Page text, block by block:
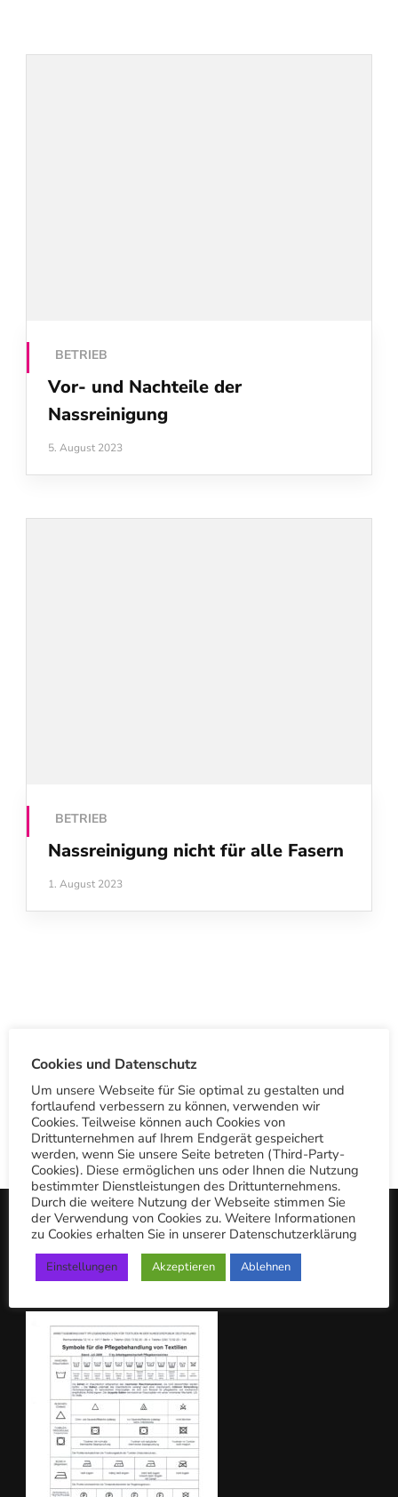
BETRIEB
Vor- und Nachteile der
Nassreinigung
5. August 2023
BETRIEB
Nassreinigung nicht für alle Fasern
1. August 2023
c
h
e
n
n
a
PFLEGEKENNZEICHEN
Cookies und Datenschutz
Um unsere Webseite für Sie optimal zu gestalten und
fortlaufend verbessern zu können, verwenden wir
Cookies. Teilweise können auch Cookies von
Drittunternehmen auf Ihrem Endgerät gespeichert
werden, wenn Sie unsere Seite betreten (Third-Party-
Cookies). Diese ermöglichen uns oder Ihnen die Nutzung
bestimmter Dienstleistungen des Drittunternehmens.
Durch die weitere Nutzung der Webseite stimmen Sie
der Verwendung von Cookies zu. Weitere Informationen
zu Cookies erhalten Sie in unserer Datenschutzerklärung
Einstellungen Akzeptieren Ablehnen